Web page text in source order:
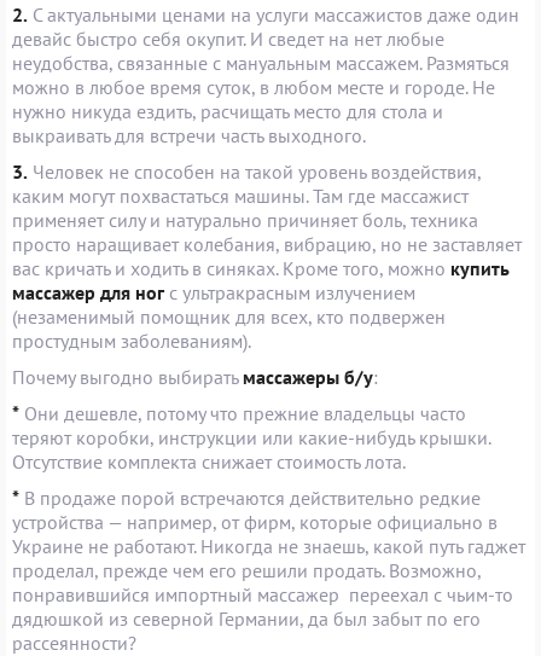
2. С актуальными ценами на услуги массажистов даже один
девайс быстро себя окупит. И сведет на нет любые
неудобства, связанные с мануальным массажем. Размяться
можно в любое время суток, в любом месте и городе. Не
нужно никуда ездить, расчищать место для стола и
выкраивать для встречи часть выходного.
3. Человек не способен на такой уровень воздействия,
каким могут похвастаться машины. Там где массажист
применяет силу и натурально причиняет боль, техника
просто наращивает колебания, вибрацию, но не заставляет
вас кричать и ходить в синяках. Кроме того, можно купить
массажер для ног с ультракрасным излучением
(незаменимый помощник для всех, кто подвержен
простудным заболеваниям).
Почему выгодно выбирать массажеры б/у:
* Они дешевле, потому что прежние владельцы часто
теряют коробки, инструкции или какие-нибудь крышки.
Отсутствие комплекта снижает стоимость лота.
* В продаже порой встречаются действительно редкие
устройства — например, от фирм, которые официально в
Украине не работают. Никогда не знаешь, какой путь гаджет
проделал, прежде чем его решили продать. Возможно,
понравившийся импортный массажер переехал с чьим-то
дядюшкой из северной Германии, да был забыт по его
рассеянности?